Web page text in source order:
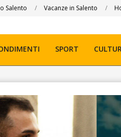
Salento Vacanze in Salento
SPORT